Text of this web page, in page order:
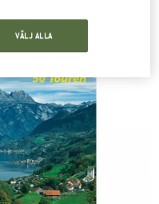
VÄLJ ALLA